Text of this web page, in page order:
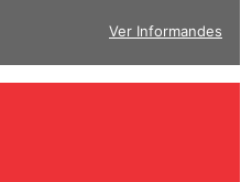
Ver Informandes